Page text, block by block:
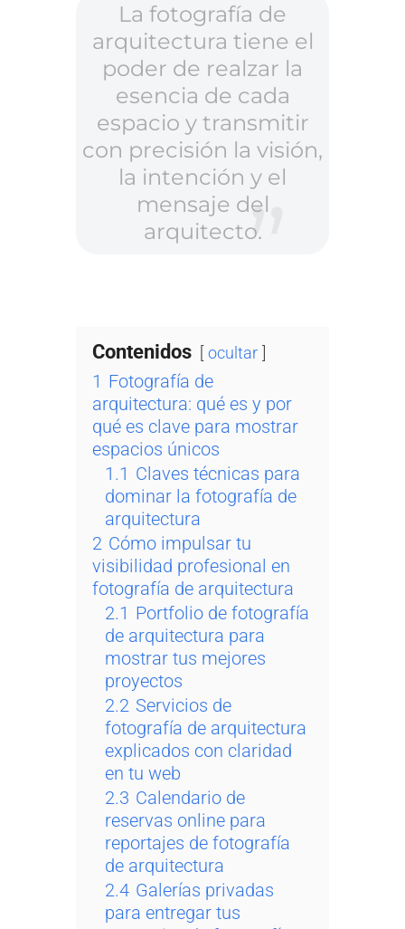
La fotografía de
arquitectura tiene el
poder de realzar la
esencia de cada
espacio y transmitir
con precisión la visión,
la intención y el
mensaje del
arquitecto.
Contenidos ocultar
1 Fotografía de
arquitectura: qué es y por
qué es clave para mostrar
espacios únicos
1.1 Claves técnicas para
dominar la fotografía de
arquitectura
2 Cómo impulsar tu
visibilidad profesional en
fotografía de arquitectura
2.1 Portfolio de fotografía
de arquitectura para
mostrar tus mejores
proyectos
2.2 Servicios de
fotografía de arquitectura
explicados con claridad
en tu web
2.3 Calendario de
reservas online para
reportajes de fotografía
de arquitectura
2.4 Galerías privadas
para entregar tus